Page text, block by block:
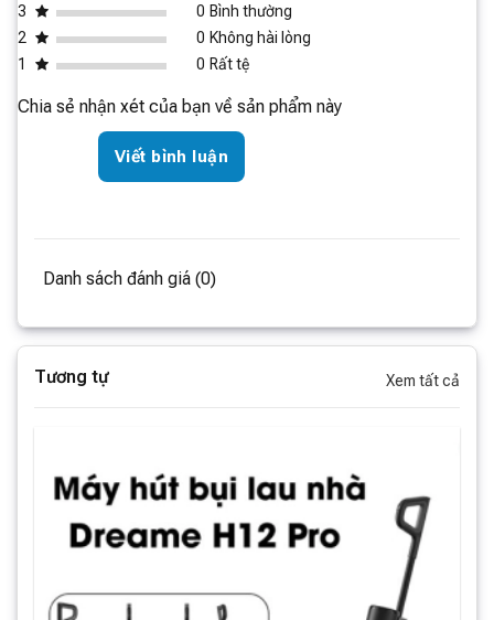
Thiết kế và khả năng theo dõi tình trạng
diệt khuẩn trực quan, dễ sử dụng:
3
0 Bình thường
2
0 Không hài lòng
1
0 Rất tệ
Chia sẻ nhận xét của bạn về sản phẩm này
Viết bình luận
Danh sách đánh giá (0)
Tương tự Xem tất cả